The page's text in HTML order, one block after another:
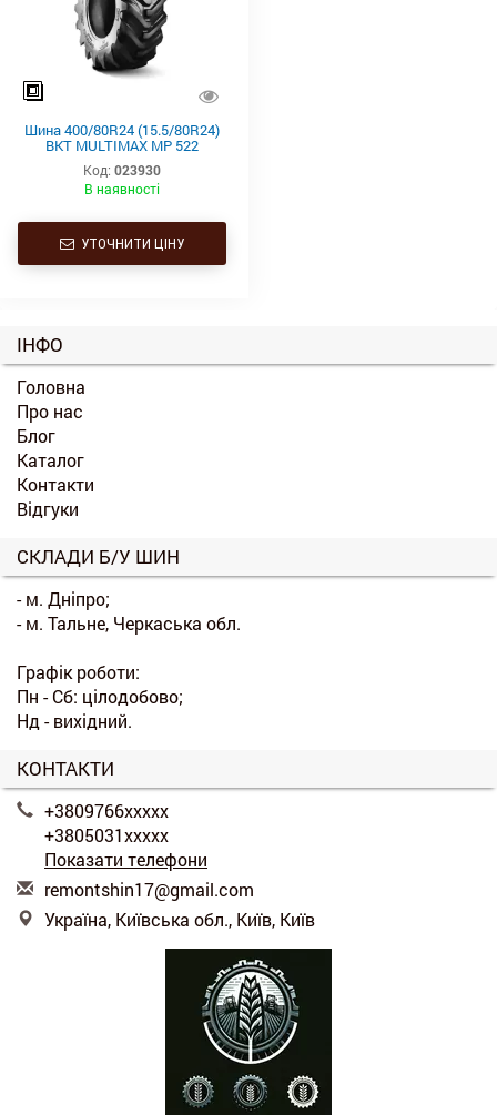
Шина 400/80R24 (15.5/80R24)
BKT MULTIMAX MP 522
162A8/162B TL
Код: 023930
В наявності
УТОЧНИТИ ЦІНУ
ІНФО
Головна
Про нас
Блог
Каталог
Контакти
Відгуки
СКЛАДИ Б/У ШИН
- м. Дніпро;
- м. Тальне, Черкаська обл.
Графік роботи:
Пн - Сб: цілодобово;
Нд - вихідний.
КОНТАКТИ
+3809766xxxxx
+3805031xxxxx
Показати телефони
remontshin17@gmail.com
Україна, Київська обл., Київ, Київ